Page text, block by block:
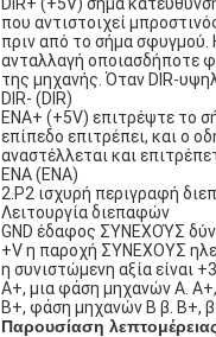
που αντιστοιχεί
πριν από το σήμα σφυγμού.
ανταλλαγή οποιασδήποτε
της μηχανής. Όταν DIR-
DIR- (DIR)
ENA+ (+5V) επιτρέψτε το
επίπεδο επιτρέπει, και ο
αναστέλλεται και
ENA (ENA)
2.P2 ισχυρή περιγραφή
Λειτουργία διεπαφών
GND έδαφος ΣΥΝΕΧΟΎΣ
+V η παροχή ΣΥΝΕΧΟΥΣ
η συνιστώμενη αξία είναι
A+, μια φάση μηχανών Α.
B+, φάση μηχανών Β β. B+,
Παρουσίαση